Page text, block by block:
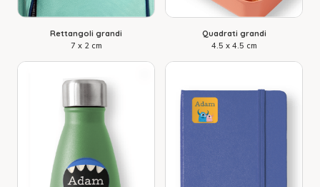
Rettangoli grandi
7 x 2 cm
Quadrati grandi
4.5 x 4.5 cm